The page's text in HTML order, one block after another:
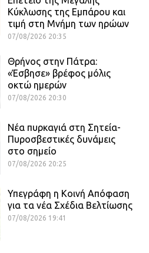
Κύκλωσης της Εμπάρου και
τιμή στη Μνήμη των ηρώων
07/08/2026 20:35
Θρήνος στην Πάτρα:
«Έσβησε» βρέφος μόλις
οκτώ ημερών
07/08/2026 20:30
Νέα πυρκαγιά στη Σητεία-
Πυροσβεστικές δυνάμεις
στο σημείο
07/08/2026 20:25
Υπεγράφη η Κοινή Απόφαση
για τα νέα Σχέδια Βελτίωσης
07/08/2026 19:41